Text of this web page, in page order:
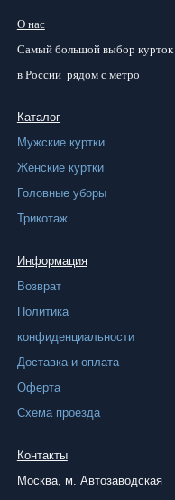
О нас
Самый большой выбор курток
в России рядом с метро
Каталог
Мужские куртки
Женские куртки
Головные уборы
Трикотаж
Информация
Возврат
Политика
конфиденциальности
Доставка и оплата
Оферта
Схема проезда
Контакты
Москва, м. Автозаводская